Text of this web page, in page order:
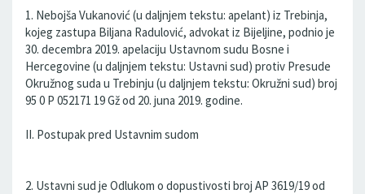
1. Nebojša Vukanović (u daljnjem tekstu: apelant) iz Trebinja,
kojeg zastupa Biljana Radulović, advokat iz Bijeljine, podnio je
30. decembra 2019. apelaciju Ustavnom sudu Bosne i
Hercegovine (u daljnjem tekstu: Ustavni sud) protiv Presude
Okružnog suda u Trebinju (u daljnjem tekstu: Okružni sud) broj
95 0 P 052171 19 Gž od 20. juna 2019. godine.
II. Postupak pred Ustavnim sudom
2. Ustavni sud je Odlukom o dopustivosti broj AP 3619/19 od